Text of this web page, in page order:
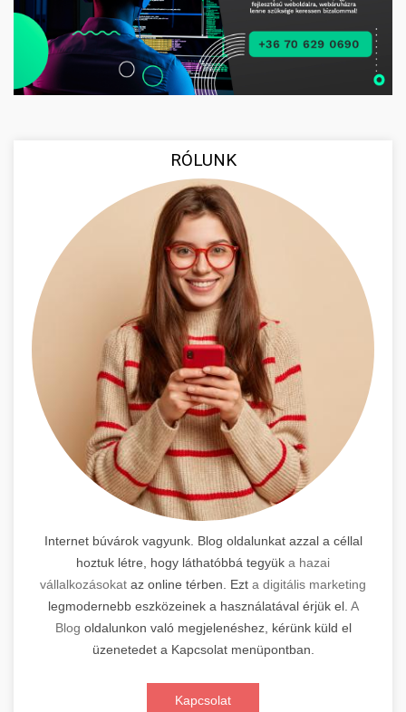
RÓLUNK
Internet búvárok vagyunk. Blog oldalunkat azzal a céllal
hoztuk létre, hogy láthatóbbá tegyük a hazai
vállalkozásokat az online térben. Ezt a digitális marketing
legmodernebb eszközeinek a használatával érjük el. A
Blog oldalunkon való megjelenéshez, kérünk küld el
üzenetedet a Kapcsolat menüpontban.
Kapcsolat